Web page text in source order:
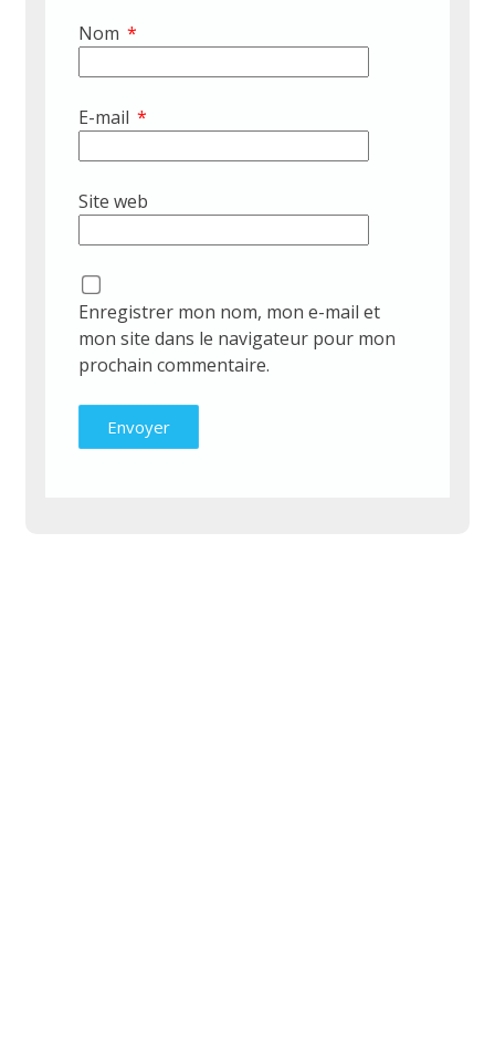
Nom *
E-mail *
Site web
Enregistrer mon nom, mon e-mail et
mon site dans le navigateur pour mon
prochain commentaire.